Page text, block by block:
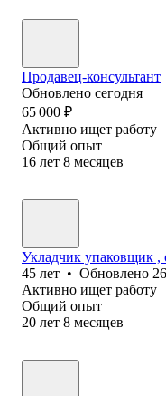
Продавец-консультант
Обновлено сегодня
65 000 ₽
Активно ищет работу
Общий опыт
16 лет 8 месяцев
Укладчик упаковщик ,
45 лет • Обновлено
Активно ищет работу
Общий опыт
20 лет 8 месяцев